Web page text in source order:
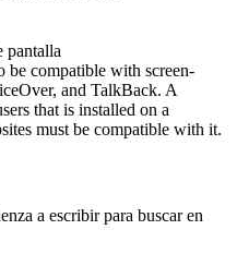
pantalla
be compatible with screen-
and TalkBack. A
that is installed on a
must be compatible with it.
a escribir para buscar en